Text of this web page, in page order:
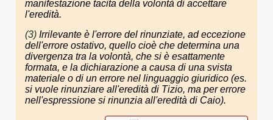
manifestazione tacita della volontà di accettare
l'eredità.
(3) Irrilevante è l'errore del rinunziate, ad eccezione
dell'errore ostativo, quello cioè che determina una
divergenza tra la volontà, che si è esattamente
formata, e la dichiarazione a causa di una svista
materiale o di un errore nel linguaggio giuridico (es.
si vuole rinunziare all'eredità di Tizio, ma per errore
nell'espressione si rinunzia all'eredità di Caio).